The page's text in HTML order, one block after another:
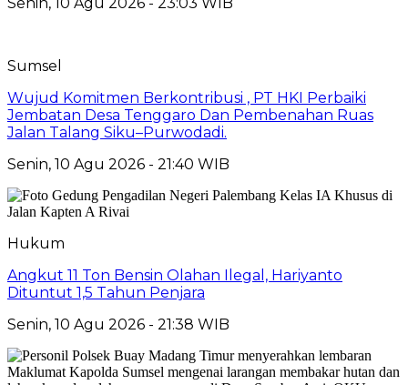
Sumsel
Wujud Komitmen Berkontribusi , PT HKI Perbaiki
Jembatan Desa Tenggaro Dan Pembenahan Ruas
Jalan Talang Siku–Purwodadi.
Senin, 10 Agu 2026 - 21:40 WIB
Hukum
Angkut 11 Ton Bensin Olahan Ilegal, Hariyanto
Dituntut 1,5 Tahun Penjara
Senin, 10 Agu 2026 - 21:38 WIB